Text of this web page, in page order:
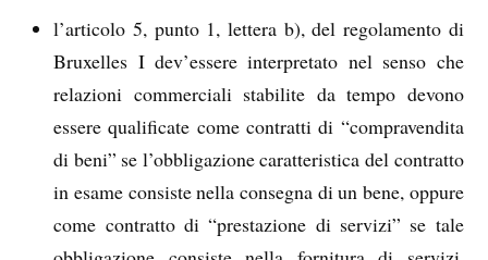
l’articolo 5, punto 1, lettera b), del regolamento di
Bruxelles I dev’essere interpretato nel senso che
relazioni commerciali stabilite da tempo devono
essere qualificate come contratti di “compravendita
di beni” se l’obbligazione caratteristica del contratto
in esame consiste nella consegna di un bene, oppure
come contratto di “prestazione di servizi” se tale